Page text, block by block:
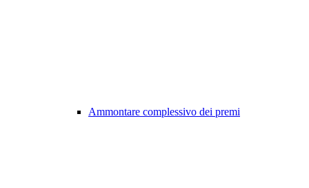
Ammontare complessivo dei premi